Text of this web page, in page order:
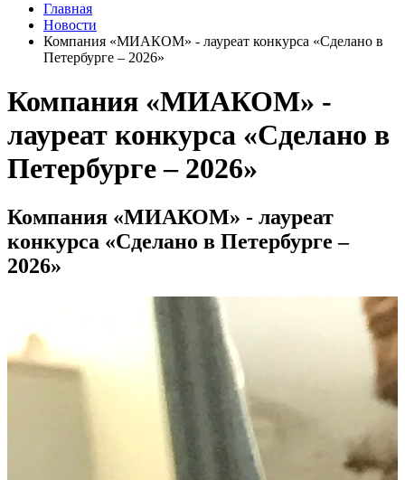
Главная
Новости
Компания «МИАКОМ» - лауреат конкурса «Сделано в
Петербурге – 2026»
Компания «МИАКОМ» -
лауреат конкурса «Сделано в
Петербурге – 2026»
Компания «МИАКОМ» - лауреат
конкурса «Сделано в Петербурге –
2026»